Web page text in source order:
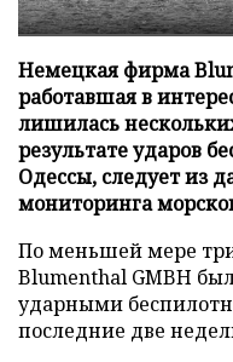
Немецкая фирма
работавшая в
лишилась
результате ударов
Одессы, следует из
мониторинга
По меньшей мере
Blumenthal GMBH
ударными
последние две